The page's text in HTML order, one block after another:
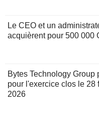
Le CEO et un
acquièrent pour 500 000
Bytes Technology Group
pour l'exercice clos le
2026